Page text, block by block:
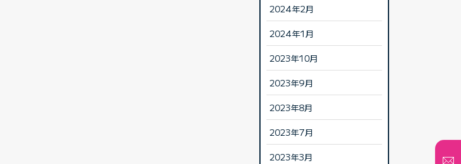
2024年2月
2024年1月
2023年10月
2023年9月
2023年8月
2023年7月
2023年3月